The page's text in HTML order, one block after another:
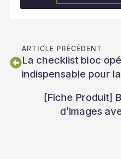
ARTICLE PRÉCÉDENT
La checklist bloc
indispensable pour
[Fiche Produit]
d’images